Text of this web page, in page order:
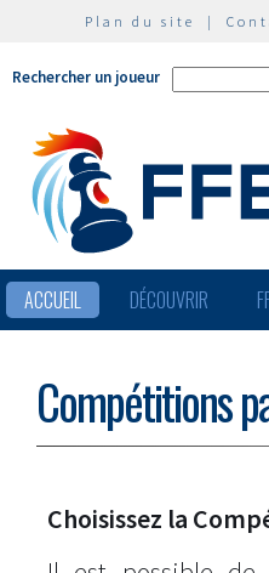
Plan du site |
Rechercher un joueur
ACCUEIL DÉCOUVRIR
Compétitions
Choisissez la